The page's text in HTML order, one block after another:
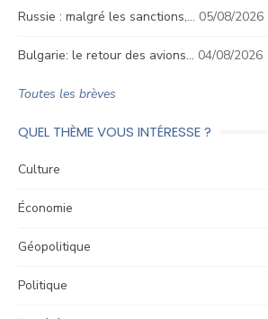
Russie : malgré les sanctions,… 05/08/2026
Bulgarie: le retour des avions… 04/08/2026
Toutes les brèves
QUEL THÈME VOUS INTÉRESSE ?
Culture
Économie
Géopolitique
Politique